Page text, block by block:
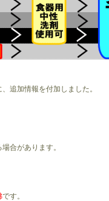
追加情報を付加しました。
合があります。
です。